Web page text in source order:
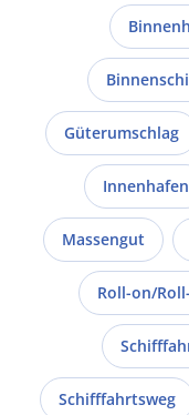
Güterumschlag
Innenhafen
Massengut
Roll-on/
Schifffahrtsweg